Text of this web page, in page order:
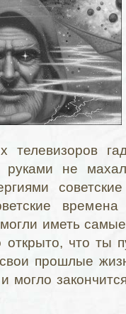
телевизоров
руками не
иметь
открыто, что ты
прошлые
могло